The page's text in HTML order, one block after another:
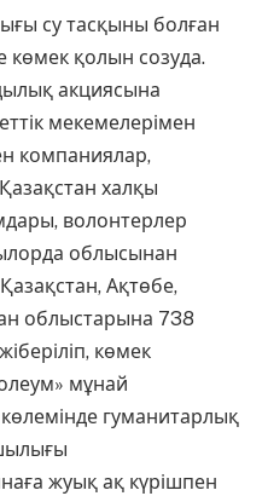
су тасқыны болған
көмек қолын созуда.
акциясына
мекемелерімен
компаниялар,
халқы
волонтерлер
облысынан
Ақтөбе,
облыстарына 738
көмек
мұнай
гуманитарлық
жуық ақ күрішпен